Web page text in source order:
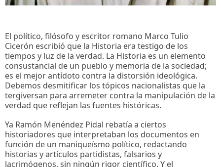
El político, filósofo y escritor romano Marco Tulio
Cicerón escribió que la Historia era testigo de los
tiempos y luz de la verdad. La Historia es un elemento
consustancial de un pueblo y memoria de la sociedad;
es el mejor antídoto contra la distorsión ideológica.
Debemos desmitificar los tópicos nacionalistas que la
tergiversan para arremeter contra la manipulación de la
verdad que reflejan las fuentes históricas.
Ya Ramón Menéndez Pidal rebatía a ciertos
historiadores que interpretaban los documentos en
función de un maniqueísmo político, redactando
historias y artículos partidistas, falsarios y
lacrimógenos, sin ningún rigor científico. Y el